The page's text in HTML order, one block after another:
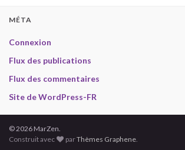
MÉTA
Connexion
Flux des publications
Flux des commentaires
Site de WordPress-FR
© 2026 MarZen.
Construit avec
parThèmes Graphene.